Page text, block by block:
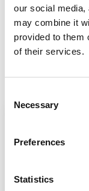
our social media,
may combine it
provided to them
of their services.
Selection
Necessary
Preferences
Statistics
AUTAMME